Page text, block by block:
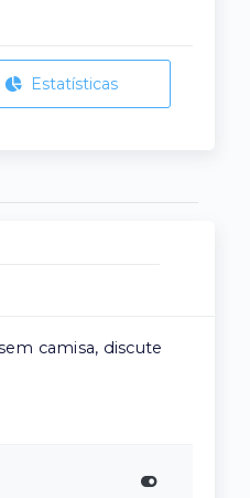
Estatísticas
camisa, discute